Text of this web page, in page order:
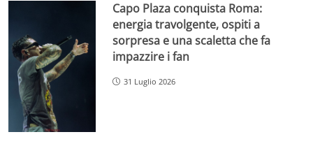
Capo Plaza conquista Roma:
energia travolgente, ospiti a
sorpresa e una scaletta che fa
impazzire i fan
31 Luglio 2026